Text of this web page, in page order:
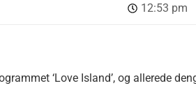
12:53 pm
‘Love Island’, og allerede